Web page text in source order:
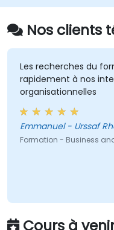
Nos clients
Les recherches du
rapidement à nos
organisationnelles
Emmanuel -
Formation - Business
Cours à